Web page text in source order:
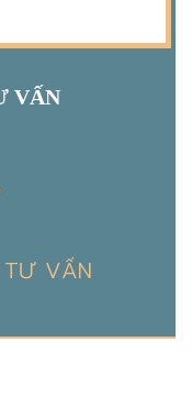
VẤN
TƯ VẤN